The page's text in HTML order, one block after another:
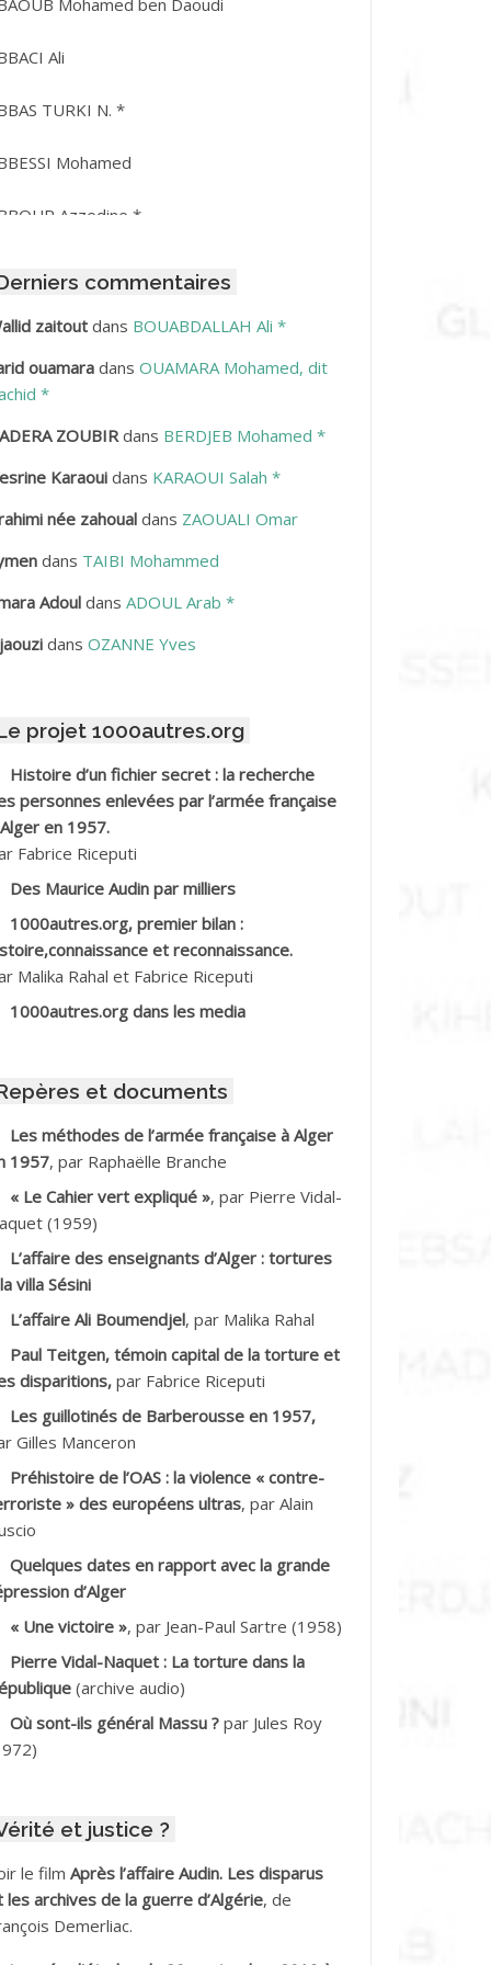
Ali
TURKI N. *
Mohamed
Azzedine *
Amar
Hamid
Mohamed
Lakhdar
Haciba
Mohamed Hamoud*
Mohamed *
Ahmed
Mohamed ben Kaddour
Kouider
Ahmed dit le Coiffeur
Mohamed
Salah
M.*
Ali
Tahar
Ramdane *
Baghdad*
Boualem*
Rachid
Omar
Vve AIT SAADA
Mohamed Akli
commentaires
zaitoutdans BOUABDALLAH Ali *
ouamaradans OUAMARA Mohamed, dit
*
ZOUBIRdans BERDJEB Mohamed *
Karaouidans KARAOUI Salah *
née zahoualdans ZAOUALI Omar
dans TAIBI Mohammed
Adouldans ADOUL Arab *
dans OZANNE Yves
projet 1000autres.org
Histoire d’un fichier secret : la recherche
personnes enlevées par l’armée française
en 1957.
Fabrice Riceputi
Des Maurice Audin par milliers
1000autres.org, premier bilan :
et reconnaissance.
Malika Rahal et Fabrice Riceputi
1000autres.org dans les media
et documents
Les méthodes de l’armée française à Alger
1957, par Raphaëlle Branche
« Le Cahier vert expliqué », par Pierre Vidal-
(1959)
L’affaire des enseignants d’Alger : tortures
villa Sésini
L’affaire Ali Boumendjel, par Malika Rahal
Paul Teitgen, témoin capital de la torture et
disparitions, par Fabrice Riceputi
Les guillotinés de Barberousse en 1957,
Gilles Manceron
Préhistoire de l’OAS : la violence « contre-
» des européens ultras, par Alain
Quelques dates en rapport avec la grande
d’Alger
« Une victoire », par Jean-Paul Sartre (1958)
Pierre Vidal-Naquet : La torture dans la
(archive audio)
Où sont-ils général Massu ? par Jules Roy
et justice ?
le film Après l’affaire Audin. Les disparus
les archives de la guerre d’Algérie, de
Demerliac.